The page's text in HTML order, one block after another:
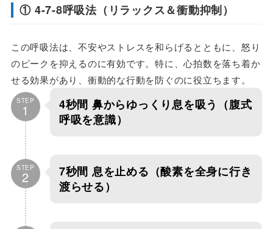
① 4-7-8呼吸法（リラックス＆衝動抑制）
この呼吸法は、不安やストレスを和らげるとともに、怒り
のピークを抑えるのに有効です。特に、心拍数を落ち着か
せる効果があり、衝動的な行動を防ぐのに役立ちます。
STEP
1 4秒間 鼻からゆっくり息を吸う（腹式
呼吸を意識）
STEP
2 7秒間 息を止める（酸素を全身に行き
渡らせる）